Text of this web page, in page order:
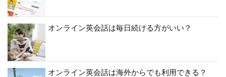
オンライン英会話は毎日続ける方がいい？
オンライン英会話は海外からでも利用できる？